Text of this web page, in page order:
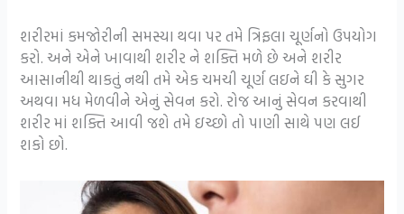
શરીરમાં કમજોરીની સમસ્યા થવા પર તમે ત્રિફલા ચૂર્ણનો ઉપયોગ
કરો. અને એને ખાવાથી શરીર ને શક્તિ મળે છે અને શરીર
આસાનીથી થાકતું નથી તમે એક ચમચી ચૂર્ણ લઇને ઘી કે સુગર
અથવા મધ મેળવીને એનું સેવન કરો. રોજ આનું સેવન કરવાથી
શરીર માં શક્તિ આવી જશે તમે ઇચ્છો તો પાણી સાથે પણ લઈ
શકો છો.